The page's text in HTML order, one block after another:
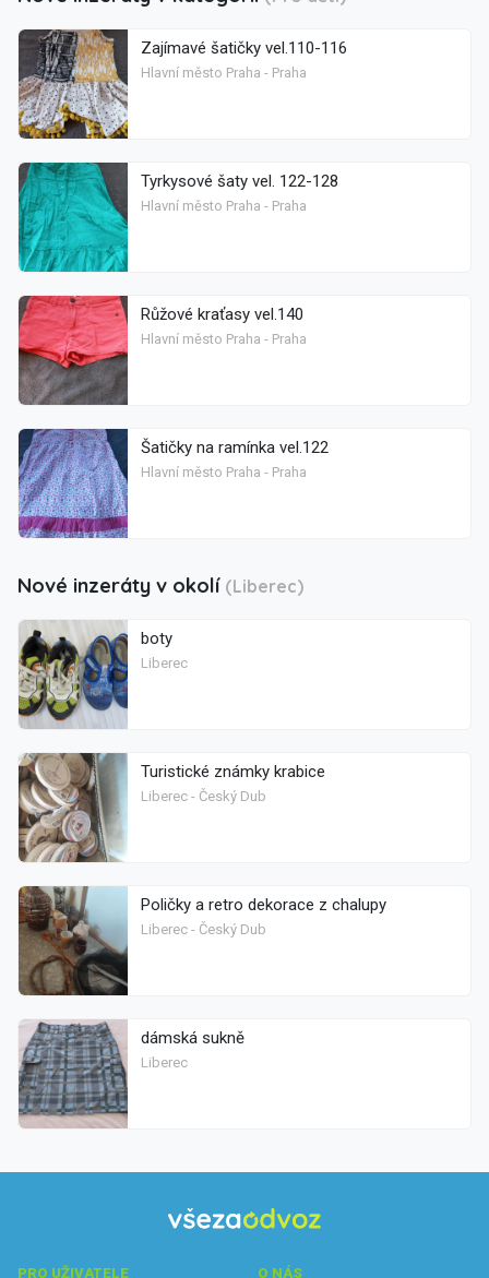
Zajímavé šatičky vel.110-116
Hlavní město Praha - Praha
Tyrkysové šaty vel. 122-128
Hlavní město Praha - Praha
Růžové kraťasy vel.140
Hlavní město Praha - Praha
Šatičky na ramínka vel.122
Hlavní město Praha - Praha
Nové inzeráty v okolí (Liberec)
boty
Liberec
Turistické známky krabice
Liberec - Český Dub
Poličky a retro dekorace z chalupy
Liberec - Český Dub
dámská sukně
Liberec
PRO UŽIVATELE O NÁS